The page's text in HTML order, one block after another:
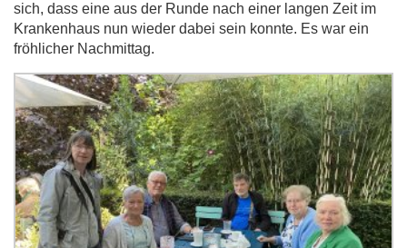
sich, dass eine aus der Runde nach einer langen Zeit im
Krankenhaus nun wieder dabei sein konnte. Es war ein
fröhlicher Nachmittag.